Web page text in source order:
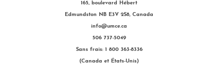
165, boulevard Hébert
Edmundston NB E3V 2S8, Canada
info@umce.ca
506 737-5049
Sans frais: 1 800 363-8336
(Canada et États-Unis)